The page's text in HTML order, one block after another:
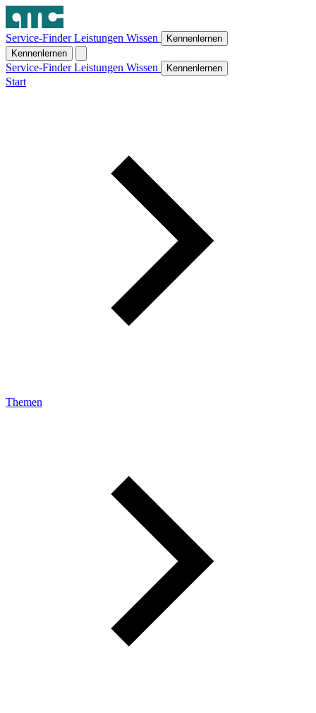
Service-FinderLeistungen Wissen
Kennenlernen
Kennenlernen
Service-FinderLeistungen Wissen Kennenlernen
Start
Themen